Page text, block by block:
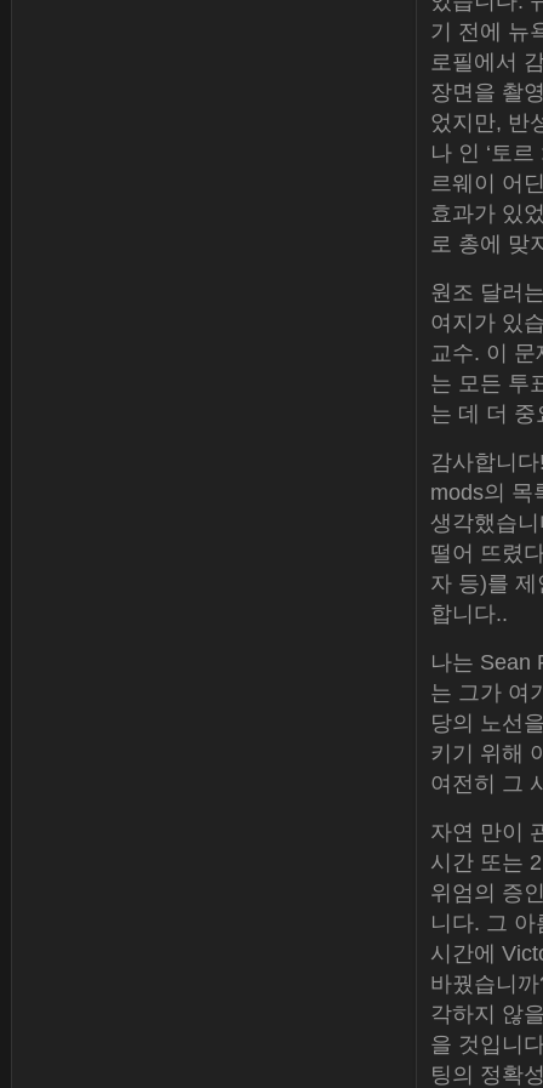
기 전에 뉴
로필에서
장면을 촬
었지만, 반
나 인 ‘토
르웨이 어
효과가 있
로 총에 맞
원조 달러
여지가 있
교수. 이
는 모든 투
는 데 더 중
감사합니
mods의 목
생각했습
떨어 뜨렸
자 등)를
합니다..
나는 Sean
는 그가 여
당의 노선
키기 위해
여전히 그
자연 만이
시간 또는
위엄의 증
니다. 그
시간에
바꿨습니
각하지 않
을 것입니
팅의 정확